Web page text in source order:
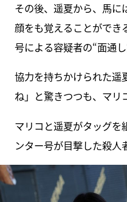
その後、遥夏から、馬に
顔をも覚えることができ
号による容疑者の“面通し
協力を持ちかけられた遥
ね」と驚きつつも、マリ
マリコと遥夏がタッグを
ンター号が目撃した殺